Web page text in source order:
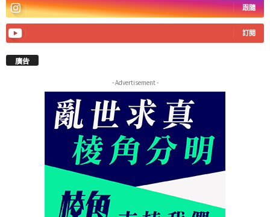
跟隨
訂閱
廣告
- Advertisement -